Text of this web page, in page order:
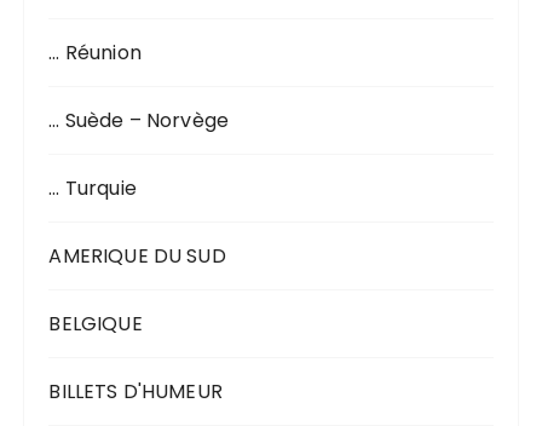
… Réunion
… Suède – Norvège
… Turquie
AMERIQUE DU SUD
BELGIQUE
BILLETS D'HUMEUR